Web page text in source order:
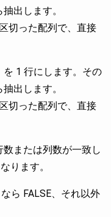
出します。
切った配列で、直接
1 行にします。その
出します。
切った配列で、直接
または列数が一致し
ります。
なら FALSE、それ以外